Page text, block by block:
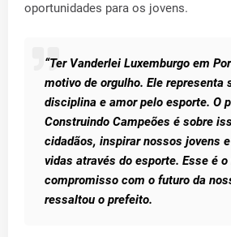
oportunidades para os jovens.
“Ter Vanderlei Luxemburgo em
motivo de orgulho. Ele representa
disciplina e amor pelo esporte. O
Construindo Campeões é sobre
cidadãos, inspirar nossos jovens
vidas através do esporte. Esse é
compromisso com o futuro da
ressaltou o prefeito.